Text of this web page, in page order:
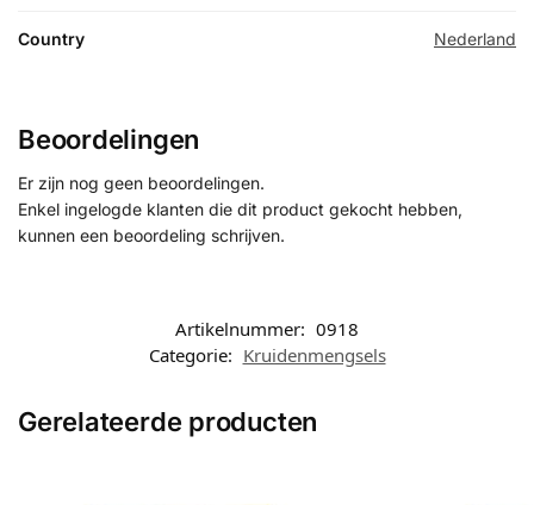
Country Nederland
Beoordelingen
Er zijn nog geen beoordelingen.
Enkel ingelogde klanten die dit product gekocht hebben,
kunnen een beoordeling schrijven.
Artikelnummer: 0918
Categorie: Kruidenmengsels
Gerelateerde producten